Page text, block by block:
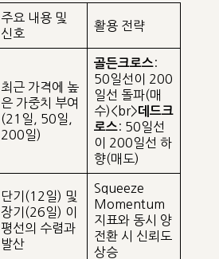
주요 내용 및
신호
활용 전략
최근 가격에 높
은 가중치 부여
(21일, 50일,
200일)
골든크로스:
50일선이 200
일선 돌파(매
수)<br>데드크
로스: 50일선
이 200일선 하
향(매도)
단기(12일) 및
장기(26일) 이
평선의 수렴과
발산
Squeeze
Momentum
지표와 동시 양
전환 시 신뢰도
상승